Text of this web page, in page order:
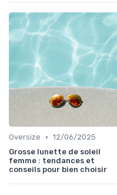
Oversize • 12/06/2025
Grosse lunette de soleil
femme : tendances et
conseils pour bien choisir